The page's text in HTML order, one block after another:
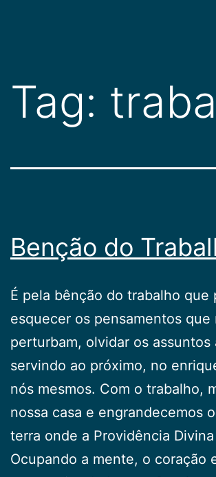
conteúdo
Tag:
Benção do
É pela bênção do trabalho que
esquecer os pensamentos que
perturbam, olvidar os assuntos
servindo ao próximo, no
nós mesmos. Com o trabalho,
nossa casa e engrandecemos
terra onde a Providência
Ocupando a mente, o coração